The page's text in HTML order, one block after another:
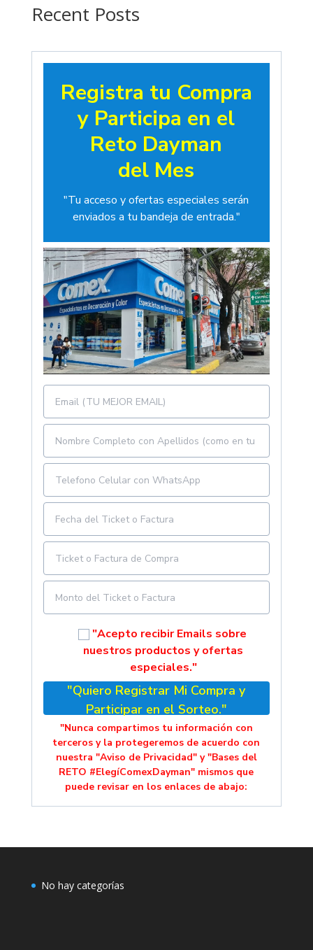
Recent Posts
Registra tu Compra
y Participa en el
Reto Dayman
del Mes
"Tu acceso y ofertas especiales serán
enviados a tu bandeja de entrada."
"Acepto recibir Emails sobre
nuestros productos y ofertas
especiales."
"Quiero Registrar Mi Compra y
Participar en el Sorteo."
"Nunca compartimos tu información con
terceros y la protegeremos de acuerdo con
nuestra "Aviso de Privacidad" y "Bases del
RETO #ElegíComexDayman" mismos que
puede revisar en los enlaces de abajo:
No hay categorías